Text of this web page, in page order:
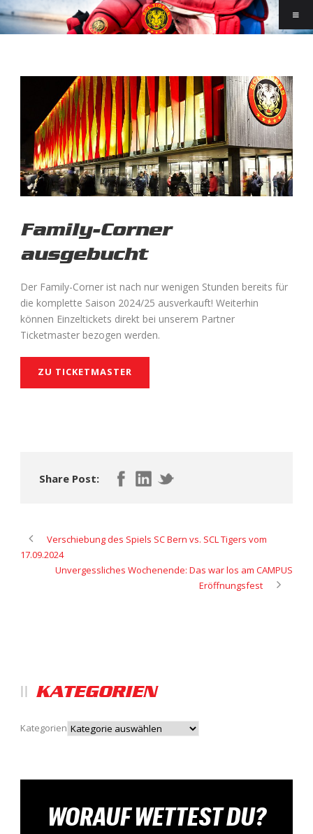
Family-Corner
ausgebucht
Der Family-Corner ist nach nur wenigen Stunden bereits für
die komplette Saison 2024/25 ausverkauft! Weiterhin
können Einzeltickets direkt bei unserem Partner
Ticketmaster bezogen werden.
ZU TICKETMASTER
Share Post:
Verschiebung des Spiels SC Bern vs. SCL Tigers vom
17.09.2024
Unvergessliches Wochenende: Das war los am CAMPUS
Eröffnungsfest
KATEGORIEN
Kategorien